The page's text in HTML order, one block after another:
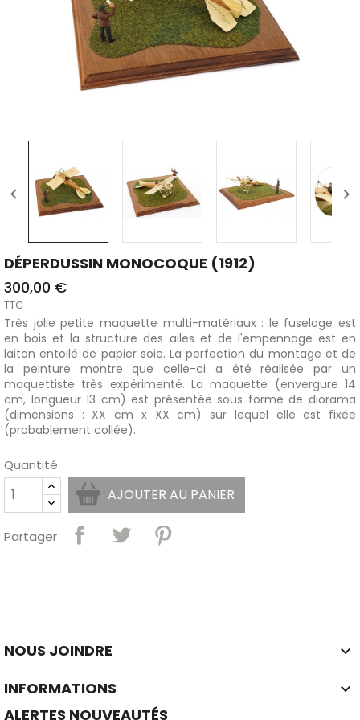
 
DÉPERDUSSIN MONOCOQUE (1912)
300,00 €
TTC
Très jolie petite maquette multi-matériaux : le fuselage est
en bois et la structure des ailes et de l'empennage est en
laiton entoilé de papier soie. La perfection du montage et de
la peinture montre que celle-ci a été réalisée par un
maquettiste très expérimenté. La maquette (envergure 14
cm, longueur 13 cm) est présentée sous forme de diorama
(dimensions : XX cm x XX cm) sur lequel elle est fixée
(probablement collée).
Quantité
AJOUTER AU PANIER
Partager
NOUS JOINDRE 
INFORMATIONS 
ALERTES NOUVEAUTÉS